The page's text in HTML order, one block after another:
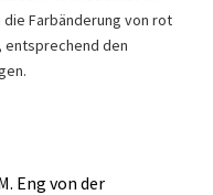
Farbänderung von rot
entsprechend den
Eng von der